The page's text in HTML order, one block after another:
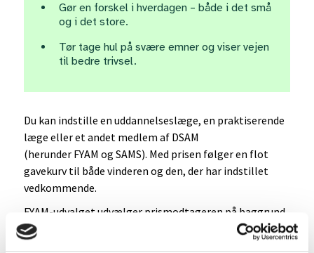
Gør en forskel i hverdagen – både i det små
og i det store.
Tør tage hul på svære emner og viser vejen
til bedre trivsel.
Du kan indstille en uddannelseslæge, en praktiserende
læge eller et andet medlem af DSAM
(herunder FYAM og SAMS). Med prisen følger en flot
gavekurv til både vinderen og den, der har indstillet
vedkommende.
FYAM-udvalget udvælger prismodtageren på baggrund
af de indsendte indstillinger. Din indstilling (maks. en
senest den 5.